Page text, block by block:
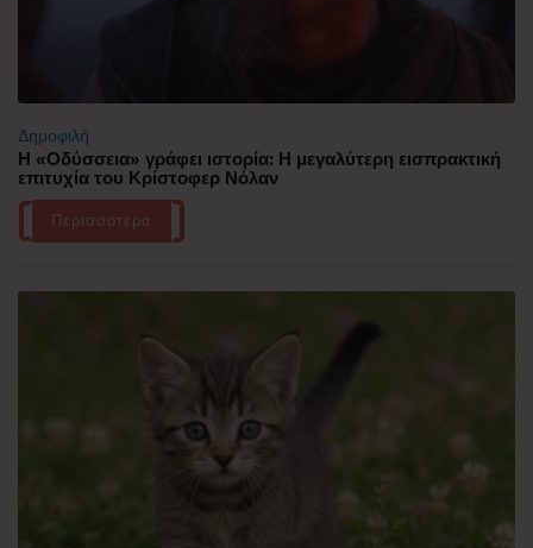
Δημοφιλή
Η «Οδύσσεια» γράφει ιστορία: Η μεγαλύτερη εισπρακτική
επιτυχία του Κρίστοφερ Νόλαν
Περισσότερα